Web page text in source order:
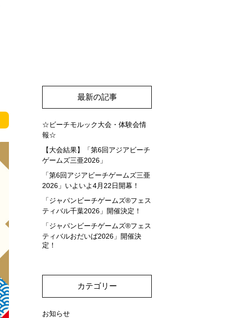
最新の記事
☆ビーチモルック大会・体験会情
報☆
【大会結果】「第6回アジアビーチ
ゲームズ三亜2026」
「第6回アジアビーチゲームズ三亜
2026」いよいよ4月22日開幕！
「ジャパンビーチゲームズ®フェス
ティバル千葉2026」開催決定！
「ジャパンビーチゲームズ®フェス
ティバルおだいば2026」開催決
定！
カテゴリー
お知らせ